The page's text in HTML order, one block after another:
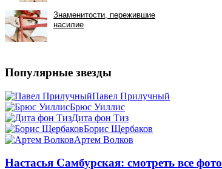
Популярные звезды
Павел Прилучный
Брюс Уиллис
Дита фон Тиз
Борис Щербаков
Артем Волков
Настасья Самбурская: смотреть все фото